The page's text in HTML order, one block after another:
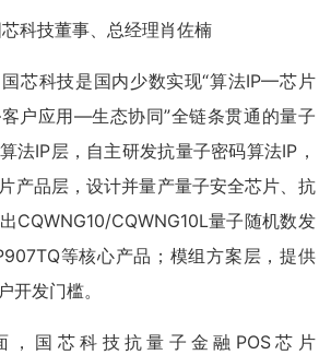
科技董事、总经理肖佐楠
芯科技是国内少数实现“算法IP—芯片
户应用—生态协同”全链条贯通的量子
法IP层，自主研发抗量子密码算法IP，
产品层，设计并量产量子安全芯片、抗
CQWNG10/CQWNG10L量子随机数发
等核心产品；模组方案层，提供
开发门槛。
，国芯科技抗量子金融POS芯片